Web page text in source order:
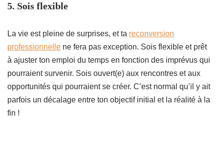
5. Sois flexible
La vie est pleine de surprises, et ta reconversion
professionnelle ne fera pas exception. Sois flexible et prêt
à ajuster ton emploi du temps en fonction des imprévus qui
pourraient survenir. Sois ouvert(e) aux rencontres et aux
opportunités qui pourraient se créer. C’est normal qu’il y ait
parfois un décalage entre ton objectif initial et la réalité à la
fin !